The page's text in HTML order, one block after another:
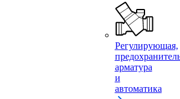
Регулирующая,
арматура
и
автоматика